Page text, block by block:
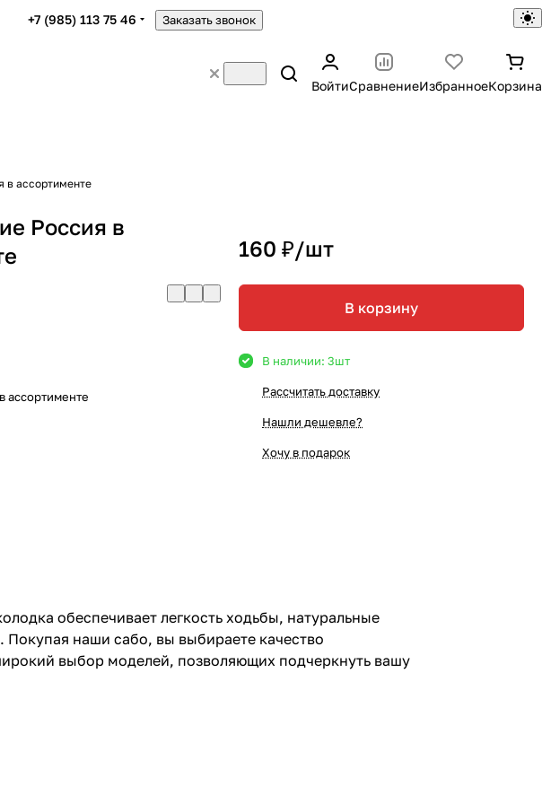
+7 (985) 113 75 46 Заказать звонок
ВойтиСравнениеИзбранноеКорзина
в ассортименте
Россия в
ассортименте
160 ₽/шт
В корзину
В наличии: 3шт
Рассчитать доставку
Нашли дешевле?
Хочу в подарок
обеспечивает легкость ходьбы, натуральные
наши сабо, вы выбираете качество
выбор моделей, позволяющих подчеркнуть вашу